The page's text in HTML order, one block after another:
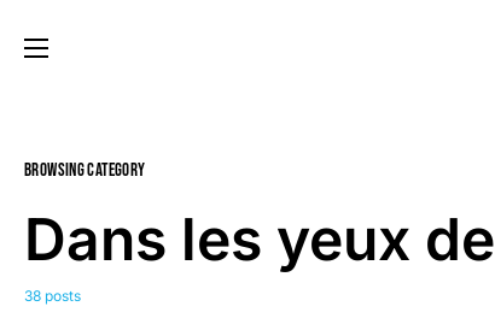
Browsing Category
Dans les yeux de
38 posts